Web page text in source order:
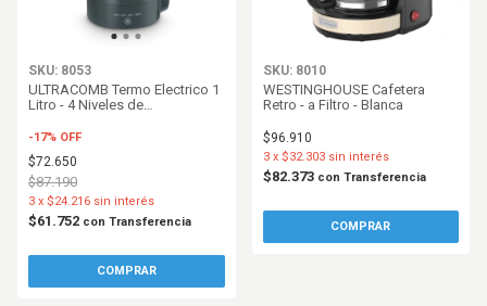
SKU: 8053
ULTRACOMB Termo Electrico 1
Litro - 4 Niveles de
-17% OFF
$72.650
$87.190
$61.752 con Transferencia
3 x $24.216 sin interés
SKU: 8010
WESTINGHOUSE Cafetera
Retro - a Filtro - Blanca
$96.910
$82.373 con Transferencia
3 x $32.303 sin interés